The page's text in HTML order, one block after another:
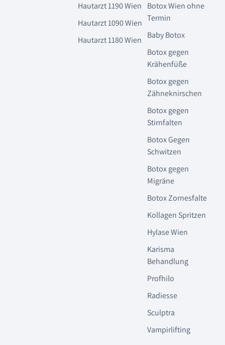
Hautarzt 1190 Wien
Hautarzt 1090 Wien
Hautarzt 1180 Wien
Botox Wien ohne
Termin
Baby Botox
Botox gegen
Krähenfüße
Botox gegen
Zähneknirschen
Botox gegen
Stirnfalten
Botox Gegen
Schwitzen
Botox gegen
Migräne
Botox Zornesfalte
Kollagen Spritzen
Hylase Wien
Karisma
Behandlung
Profhilo
Radiesse
Sculptra
Vampirlifting